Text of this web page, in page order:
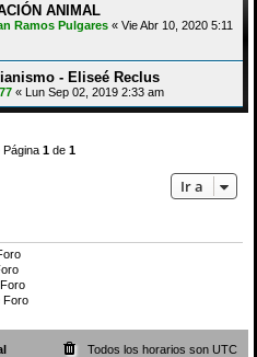
ANIMAL
Ramos Pulgares « Vie Abr 10, 2020 5:11
- Eliseé Reclus
« Lun Sep 02, 2019 2:33 am
Página 1de 1
Ir a
Foro
Todos los horarios son UTC